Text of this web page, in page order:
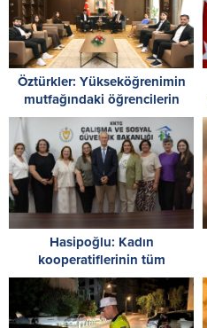
Öztürkler: Yükseköğrenimin
mutfağındaki öğrencilerin
Cumhuriyet Meclisi’nde
kongre yapması önemli
Hasipoğlu: Kadın
kooperatiflerinin tüm
çalışanlarının sigorta
primlerini yüzde 100
karşılayacağız